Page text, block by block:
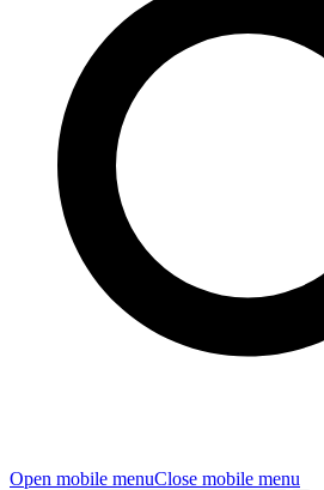
Open mobile menuClose mobile menu